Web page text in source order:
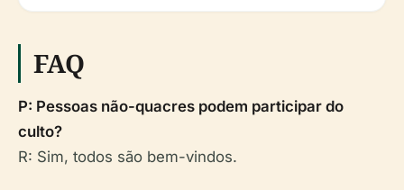
FAQ
P: Pessoas não-quacres podem participar do
culto?
R: Sim, todos são bem-vindos.